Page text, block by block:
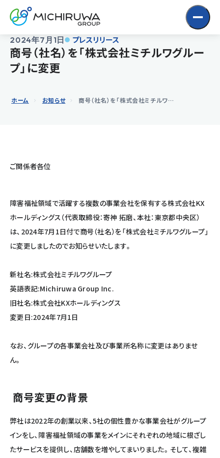
Content
2024年7月1日 プレスリリース
商号（社名）を「株式会社ミチルワグルー
プ」に変更
ホーム お知らせ 商号（社名）を「株式会社ミチルワグループ」に変更
ご関係者各位
障害福祉領域で活躍する複数の事業会社を保有する株式会社KX
ホールディングス（代表取締役：寄神 拓磨、本社：東京都中央区）
は、2024年7月1日付で商号（社名）を「株式会社ミチルワグループ」
に変更しましたのでお知らせいたします。
新社名:株式会社ミチルワグループ
英語表記:Michiruwa Group Inc.
旧社名:株式会社KXホールディングス
変更日:2024年7月1日
なお、グループの各事業会社及び事業所名称に変更はありませ
ん。
商号変更の背景
弊社は2022年の創業以来、5社の個性豊かな事業会社がグループ
インをし、障害福祉領域の事業をメインにそれぞれの地域に根ざし
たサービスを提供し、店舗数を増やしてまいりました。そして、複雑